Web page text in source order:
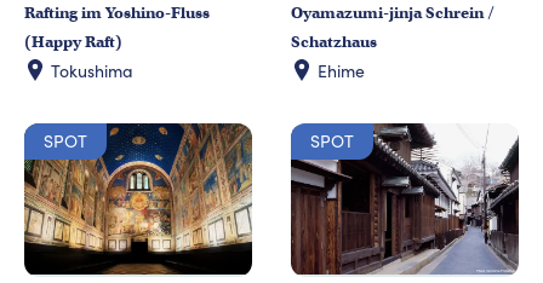
Rafting im Yoshino-Fluss
(Happy Raft)
Tokushima
Oyamazumi-jinja Schrein /
Schatzhaus
Ehime
SPOT SPOT